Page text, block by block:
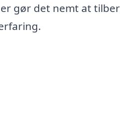
gør det nemt at